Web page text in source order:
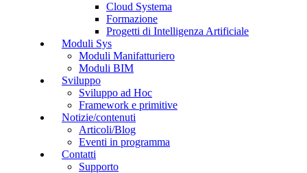
Cloud Systema
Formazione
Progetti di Intelligenza Artificiale
Moduli Sys
Moduli Manifatturiero
Moduli BIM
Sviluppo
Sviluppo ad Hoc
Framework e primitive
Notizie/contenuti
Articoli/Blog
Eventi in programma
Contatti
Supporto